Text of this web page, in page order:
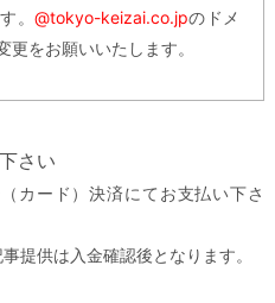
。@tokyo-keizai.co.jpのドメ
をお願いいたします。
さい
カード）決済にてお支払い下さ
提供は入金確認後となります。